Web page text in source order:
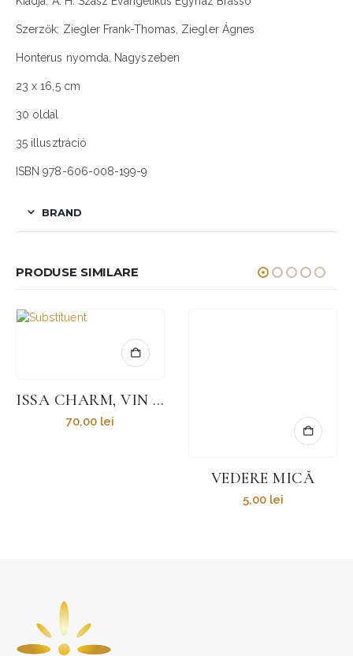
Szerzők: Ziegler Frank-Thomas, Ziegler Ágnes
Honterus nyomda, Nagyszeben
23 x 16,5 cm
30 oldal
35 illusztráció
ISBN 978-606-008-199-9
BRAND
PRODUSE SIMILARE
ISSA CHARM, VIN SPUMANT ALB
70,00 lei
VEDERE MICĂ
5,00 lei